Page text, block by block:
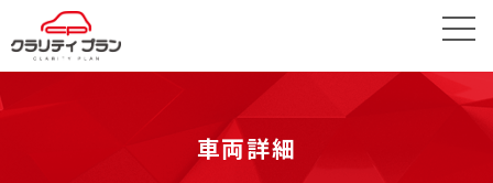
車両詳細